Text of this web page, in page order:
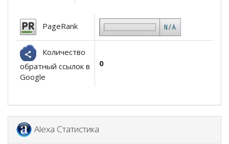
PageRank
Количество
обратный ссылок в
Google
0
Alexa Статистика